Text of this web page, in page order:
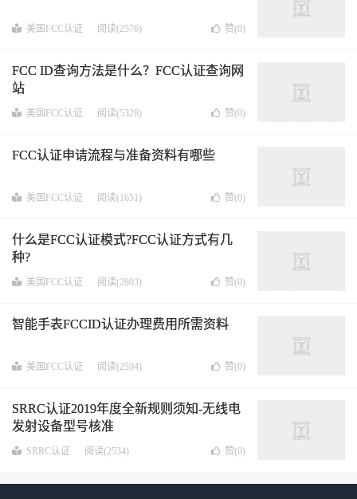
美国FCC认证 阅读(2576) 赞(0)
FCC ID查询方法是什么？FCC认证查询网
站
美国FCC认证 阅读(5328) 赞(0)
FCC认证申请流程与准备资料有哪些
美国FCC认证 阅读(1651) 赞(0)
什么是FCC认证模式?FCC认证方式有几
种?
美国FCC认证 阅读(2803) 赞(0)
智能手表FCCID认证办理费用所需资料
美国FCC认证 阅读(2594) 赞(0)
SRRC认证2019年度全新规则须知-无线电
发射设备型号核准
SRRC认证 阅读(2534) 赞(0)